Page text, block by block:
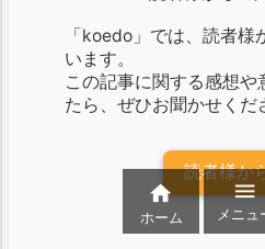
「koedo」では、読者様
います。
この記事に関する感想や
たら、ぜひお聞かせくだ
読者様か

ホーム

メニュ